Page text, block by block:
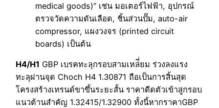
medical goods)” เช่น มอเตอร์ไฟฟ้า, อุปกรณ์
ตรวจวัดความดันเลือด, ชิ้นส่วนปั๊ม, auto-air
compressor, แผงวงจร (printed circuit
boards) เป็นต้น
H4/H1 GBP เบรคทะลุกรอบสามเหล่ี่ยม ร่วงลงแรง
ทะลุผ่านจุด Choch H4 1.30871 ถือเป็นการสิ้นสุด
โครงสร้างเทรนด์ขาขึ้นระยะสั้น ราคาดีดตัวเข้าสูกรอบ
แนวต้านสำคัญ 1.32415/1.32900 ทั้งนี้หากราคาGBP